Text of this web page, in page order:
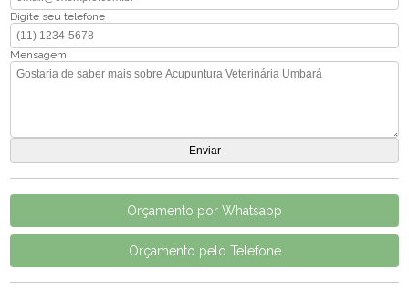
Digite seu telefone
Mensagem
Orçamento por Whatsapp
Orçamento pelo Telefone